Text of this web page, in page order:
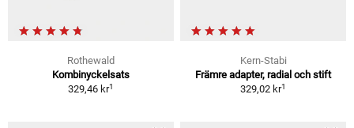
Rothewald
Kombinyckelsats
329,46 kr1
Kern-Stabi
Främre adapter, radial och stift
329,02 kr1